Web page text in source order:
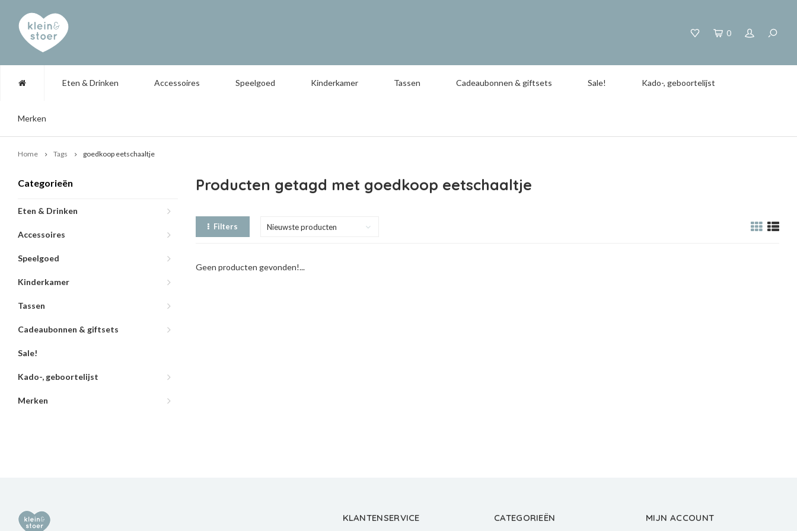
0
Eten & Drinken Accessoires Speelgoed Kinderkamer Tassen Cadeaubonnen & giftsets Sale! Kado-, geboortelijst
Merken
Home Tags goedkoop eetschaaltje
Categorieën
Eten & Drinken
Accessoires
Speelgoed
Kinderkamer
Tassen
Cadeaubonnen & giftsets
Sale!
Kado-, geboortelijst
Merken
Producten getagd met goedkoop eetschaaltje
Filters Nieuwste producten
Geen producten gevonden!...
KLANTENSERVICE CATEGORIEËN MIJN ACCOUNT